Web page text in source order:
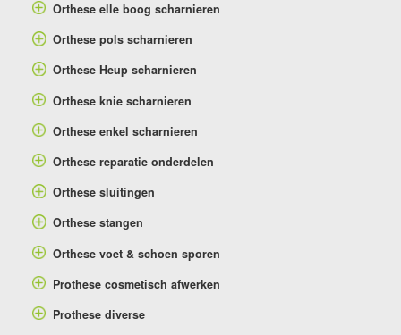
Orthese elle boog scharnieren
Orthese pols scharnieren
Orthese Heup scharnieren
Orthese knie scharnieren
Orthese enkel scharnieren
Orthese reparatie onderdelen
Orthese sluitingen
Orthese stangen
Orthese voet & schoen sporen
Prothese cosmetisch afwerken
Prothese diverse